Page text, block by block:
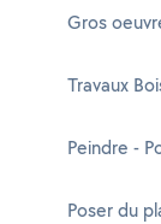
Gros
Travaux
Peindre -
Poser du